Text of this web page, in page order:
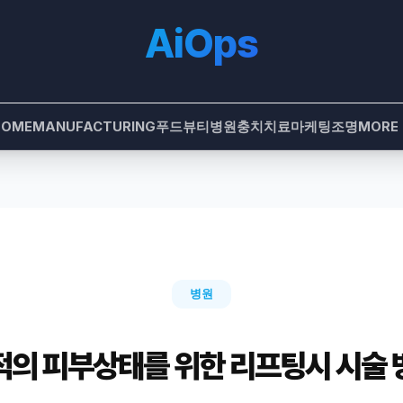
AiOps
MANUFACTURING푸드뷰티병원충치치료마케팅조명MORE
병원
의 피부상태를 위한 리프팅시 시술